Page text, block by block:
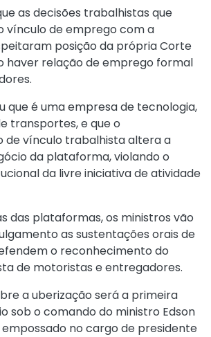
as decisões trabalhistas que
vínculo de emprego com a
posição da própria Corte
haver relação de emprego formal
que é uma empresa de tecnologia,
transportes, e que o
de vínculo trabalhista altera a
da plataforma, violando o
da livre iniciativa de atividade
das plataformas, os ministros vão
as sustentações orais de
o reconhecimento do
de motoristas e entregadores.
a uberização será a primeira
sob o comando do ministro Edson
empossado no cargo de presidente